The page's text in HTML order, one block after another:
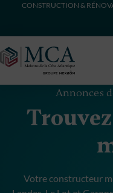
CONSTRUCTION &
Annonces
Votre constructeur